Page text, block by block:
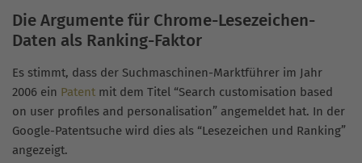
Die Argumente für Chrome-Lesezeichen-
Daten als Ranking-Faktor
Es stimmt, dass der Suchmaschinen-Marktführer im Jahr
2006 ein Patent mit dem Titel “Search customisation based
on user profiles and personalisation” angemeldet hat. In der
Google-Patentsuche wird dies als “Lesezeichen und Ranking”
angezeigt.